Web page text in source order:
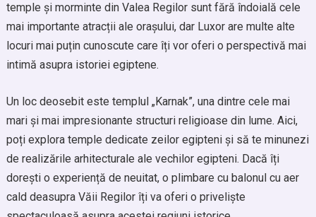
temple și morminte din Valea Regilor sunt fără îndoială cele
mai importante atracții ale orașului, dar Luxor are multe alte
locuri mai puțin cunoscute care îți vor oferi o perspectivă mai
intimă asupra istoriei egiptene.
Un loc deosebit este templul „Karnak”, una dintre cele mai
mari și mai impresionante structuri religioase din lume. Aici,
poți explora temple dedicate zeilor egipteni și să te minunezi
de realizările arhitecturale ale vechilor egipteni. Dacă îți
dorești o experiență de neuitat, o plimbare cu balonul cu aer
cald deasupra Văii Regilor îți va oferi o priveliște